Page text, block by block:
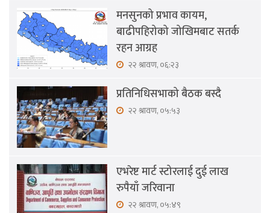
मनसुनको प्रभाव कायम,
बाढीपहिरोको जोखिमबाट सतर्क
रहन आग्रह
२२ श्रावण, ०६:२३
प्रतिनिधिसभाको बैठक बस्दै
२२ श्रावण, ०५:५३
एभरेष्ट मार्ट स्टोरलाई दुई लाख
रुपैयाँ जरिवाना
२२ श्रावण, ०५:४९